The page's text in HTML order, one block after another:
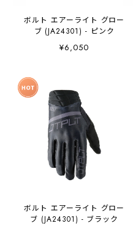
ボルト エアーライト グロー
ブ (JA24301) - ピンク
¥6,050
ボルト エアーライト グロー
ブ (JA24301) - ブラック